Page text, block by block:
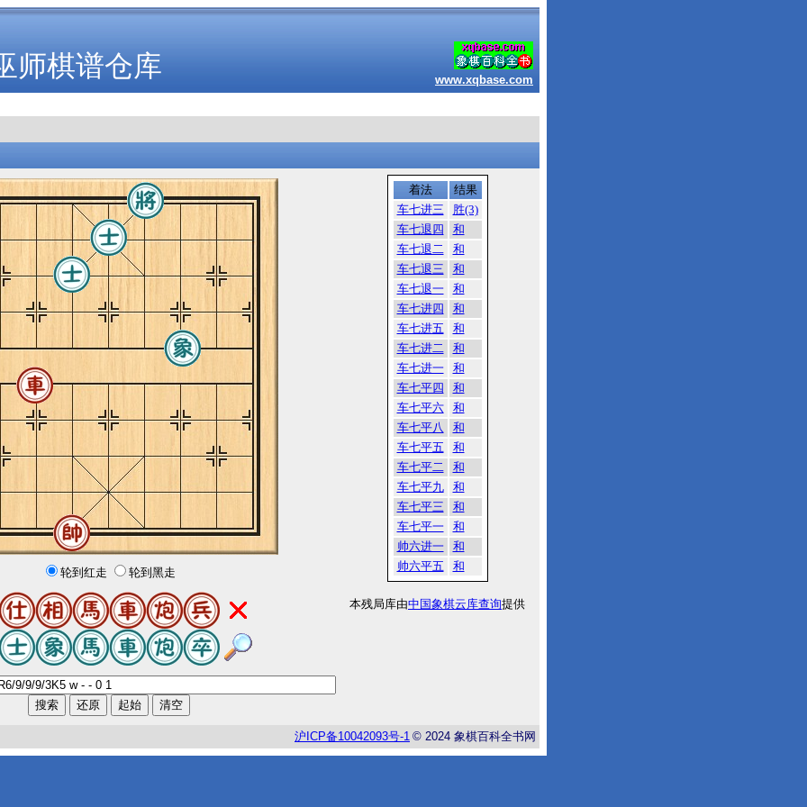
师棋谱仓库 www.xqbase.com
轮到红走 轮到黑走
着法
结果
车七进三
胜(3)
车七退四
和
车七退二
和
车七退三
和
车七退一
和
车七进四
和
车七进五
和
车七进二
和
车七进一
和
车七平四
和
车七平六
和
车七平八
和
车七平五
和
车七平二
和
车七平九
和
车七平三
和
车七平一
和
帅六进一
和
帅六平五
和
本残局库由中国象棋云库查询提供
沪 ICP备10042093号-1 © 2024 象棋百科全书网